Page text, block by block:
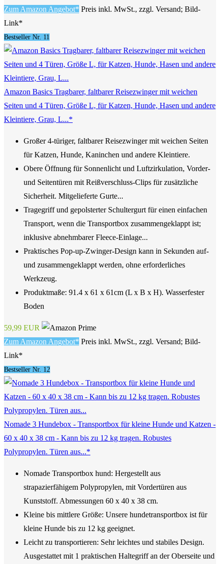
Zum Amazon Angebot* Preis inkl. MwSt., zzgl. Versand; Bild-
Link*
Bestseller Nr. 11
Amazon Basics Tragbarer, faltbarer Reisezwinger mit weichen
Seiten und 4 Türen, Größe L, für Katzen, Hunde, Hasen und andere
Kleintiere, Grau, L...*
Großer 4-türiger, faltbarer Reisezwinger mit weichen Seiten
für Katzen, Hunde, Kaninchen und andere Kleintiere.
Obere Öffnung für Sonnenlicht und Luftzirkulation, Vorder-
und Seitentüren mit Reißverschluss-Clips für zusätzliche
Sicherheit. Mitgelieferte Gurte...
Tragegriff und gepolsterter Schultergurt für einen einfachen
Transport, wenn die Transportbox zusammengeklappt ist;
inklusive abnehmbarer Fleece-Einlage...
Praktisches Pop-up-Zwinger-Design kann in Sekunden auf-
und zusammengeklappt werden, ohne erforderliches
Werkzeug.
Produktmaße: 91.4 x 61 x 61cm (L x B x H). Wasserfester
Boden
59,99 EUR
Zum Amazon Angebot* Preis inkl. MwSt., zzgl. Versand; Bild-
Link*
Bestseller Nr. 12
Nomade 3 Hundebox - Transportbox für kleine Hunde und Katzen -
60 x 40 x 38 cm - Kann bis zu 12 kg tragen. Robustes
Polypropylen. Türen aus...*
Nomade Transportbox hund: Hergestellt aus
strapazierfähigem Polypropylen, mit Vordertüren aus
Kunststoff. Abmessungen 60 x 40 x 38 cm.
Kleine bis mittlere Größe: Unsere hundetransportbox ist für
kleine Hunde bis zu 12 kg geeignet.
Leicht zu transportieren: Sehr leichtes und stabiles Design.
Ausgestattet mit 1 praktischen Haltegriff an der Oberseite und